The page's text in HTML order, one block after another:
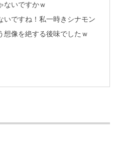
ないですかｗ
いですね！私一時きシナモン
想像を絶する後味でしたｗ